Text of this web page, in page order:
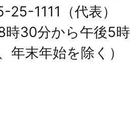
1111（代表）
時30分から午後5
年末年始を除く）